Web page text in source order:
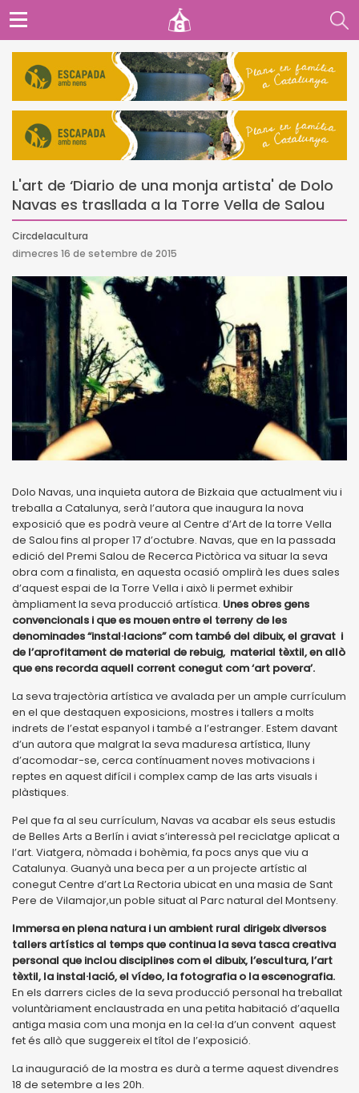
L'art de ‘Diario de una monja artista' de Dolo
Navas es trasllada a la Torre Vella de Salou
Circdelacultura
dimecres 16 de setembre de 2015
Dolo Navas, una inquieta autora de Bizkaia que actualment viu i
treballa a Catalunya, serà l’autora que inaugura la nova
exposició que es podrà veure al Centre d’Art de la torre Vella
de Salou fins al proper 17 d’octubre. Navas, que en la passada
edició del Premi Salou de Recerca Pictòrica va situar la seva
obra com a finalista, en aquesta ocasió omplirà les dues sales
d’aquest espai de la Torre Vella i això li permet exhibir
àmpliament la seva producció artística. Unes obres gens
convencionals i que es mouen entre el terreny de les
denominades “instal·lacions” com també del dibuix, el gravat i
de l’aprofitament de material de rebuig, material tèxtil, en allò
que ens recorda aquell corrent conegut com ‘art povera’.
La seva trajectòria artística ve avalada per un ample currículum
en el que destaquen exposicions, mostres i tallers a molts
indrets de l’estat espanyol i també a l’estranger. Estem davant
d’un autora que malgrat la seva maduresa artística, lluny
d’acomodar-se, cerca contínuament noves motivacions i
reptes en aquest difícil i complex camp de las arts visuals i
plàstiques.
Pel que fa al seu currículum, Navas va acabar els seus estudis
de Belles Arts a Berlín i aviat s’interessà pel reciclatge aplicat a
l’art. Viatgera, nòmada i bohèmia, fa pocs anys que viu a
Catalunya. Guanyà una beca per a un projecte artístic al
conegut Centre d’art La Rectoria ubicat en una masia de Sant
Pere de Vilamajor,un poble situat al Parc natural del Montseny.
Immersa en plena natura i un ambient rural dirigeix diversos
tallers artístics al temps que continua la seva tasca creativa
personal que inclou disciplines com el dibuix, l’escultura, l’art
tèxtil, la instal·lació, el vídeo, la fotografia o la escenografia.
En els darrers cicles de la seva producció personal ha treballat
voluntàriament enclaustrada en una petita habitació d’aquella
antiga masia com una monja en la cel·la d’un convent aquest
fet és allò que suggereix el títol de l’exposició.
La inauguració de la mostra es durà a terme aquest divendres
18 de setembre a les 20h.